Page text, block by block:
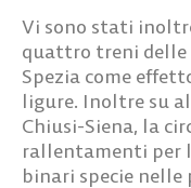
Vi sono stati
quattro treni delle
Spezia come
ligure. Inoltre su
Chiusi-Siena, la
rallentamenti per
binari specie